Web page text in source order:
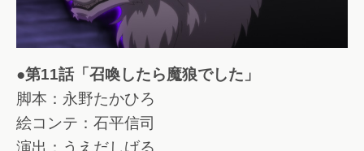
●第11話「召喚したら魔狼でした」
脚本：永野たかひろ
絵コンテ：石平信司